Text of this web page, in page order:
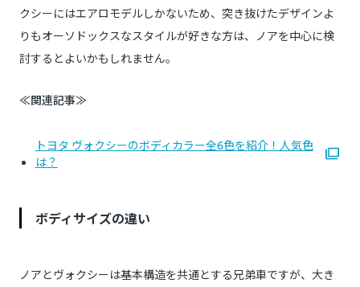
クシーにはエアロモデルしかないため、突き抜けたデザインよ
りもオーソドックスなスタイルが好きな方は、ノアを中心に検
討するとよいかもしれません。
≪関連記事≫
トヨタ ヴォクシーのボディカラー全6色を紹介！人気色
は？
ボディサイズの違い
ノアとヴォクシーは基本構造を共通とする兄弟車ですが、大き